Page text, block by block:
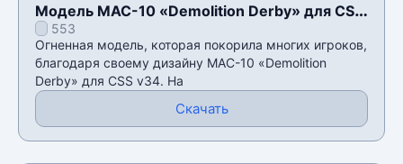
Модель MAC-10 «Demolition Derby» для CSS
v34553
Огненная модель, которая покорила многих игроков,
благодаря своему дизайну MAC-10 «Demolition
Derby» для CSS v34. На
Скачать